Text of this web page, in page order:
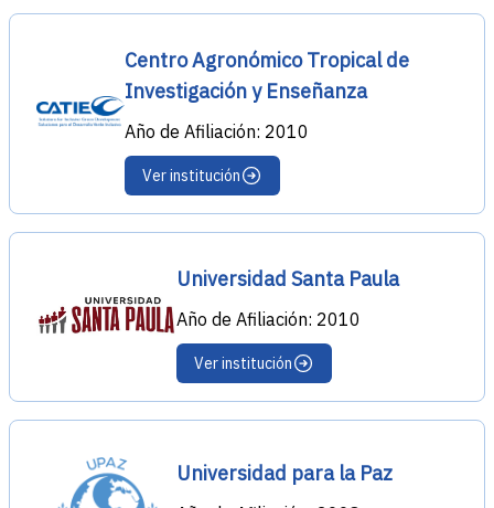
Centro Agronómico Tropical de
Investigación y Enseñanza
Año de Afiliación: 2010
Ver institución
Universidad Santa Paula
Año de Afiliación: 2010
Ver institución
Universidad para la Paz